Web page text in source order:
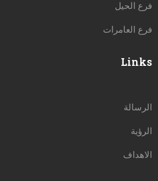
فرع الحيل
فرع العامرات
Links
الرسالة
الرؤية
الاهداف